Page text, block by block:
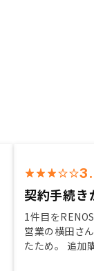
契約手続き
1件目を
営業の横田さ
たため。 追加